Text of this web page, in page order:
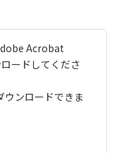
Acrobat
ードしてくださ
ンロードできま